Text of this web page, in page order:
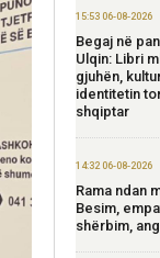
15:53 06-08-2026
Begaj në
Ulqin: Libri
gjuhën,
identitetin
shqiptar
14:32 06-08-2026
Rama ndan
Besim,
shërbim,